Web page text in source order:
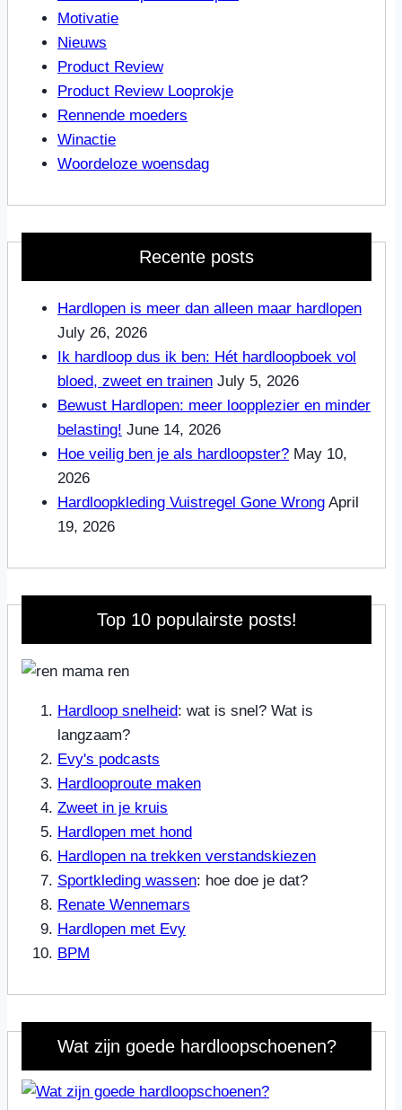
Motivatie
Nieuws
Product Review
Product Review Looprokje
Rennende moeders
Winactie
Woordeloze woensdag
Recente posts
Hardlopen is meer dan alleen maar hardlopen
July 26, 2026
Ik hardloop dus ik ben: Hét hardloopboek vol
bloed, zweet en trainen July 5, 2026
Bewust Hardlopen: meer loopplezier en minder
belasting! June 14, 2026
Hoe veilig ben je als hardloopster? May 10,
2026
Hardloopkleding Vuistregel Gone Wrong April
19, 2026
Top 10 populairste posts!
Hardloop snelheid: wat is snel? Wat is
langzaam?
Evy's podcasts
Hardlooproute maken
Zweet in je kruis
Hardlopen met hond
Hardlopen na trekken verstandskiezen
Sportkleding wassen: hoe doe je dat?
Renate Wennemars
Hardlopen met Evy
BPM
Wat zijn goede hardloopschoenen?